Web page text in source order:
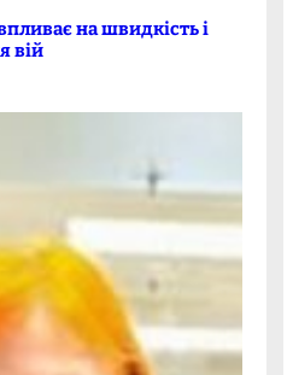
на швидкість і
вій